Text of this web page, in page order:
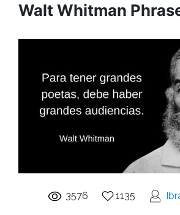
Walt Whitman
3576 1135